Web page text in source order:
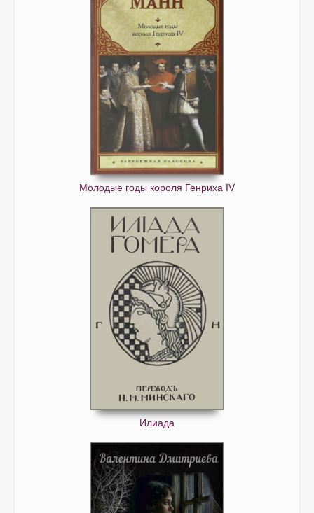
Молодые годы короля Генриха IV
Илиада